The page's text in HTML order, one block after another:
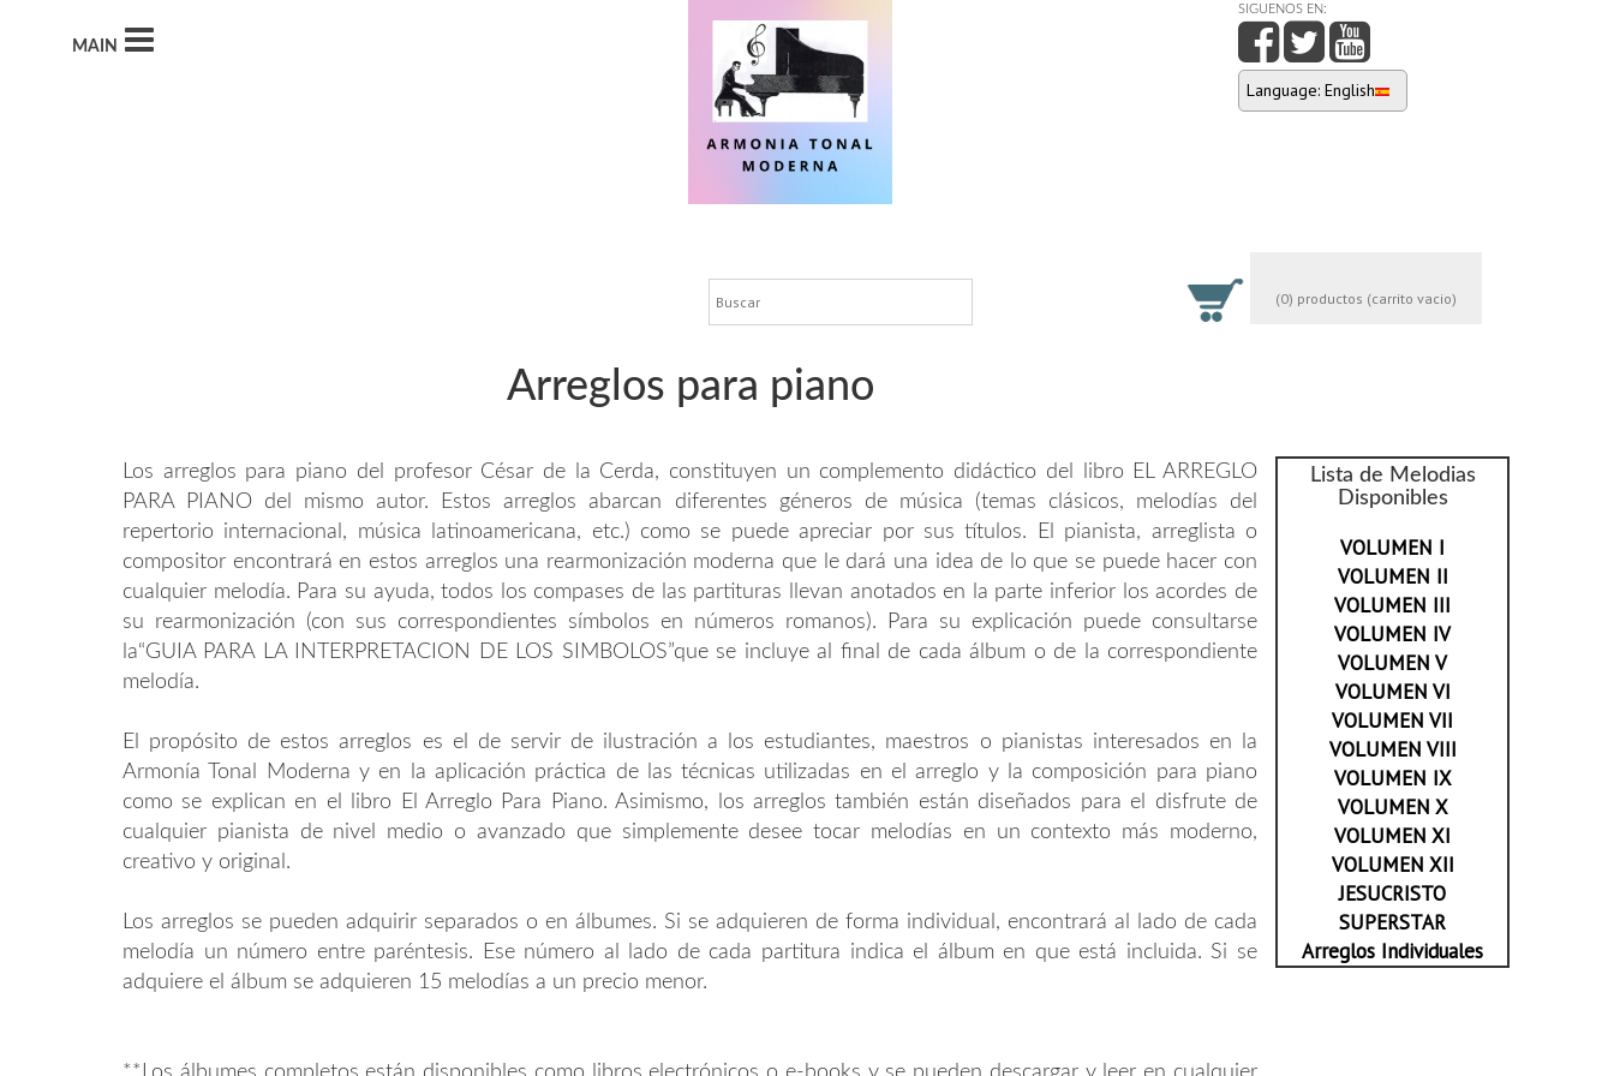
MAIN
SIGUENOS EN:
Language: English
(0) productos (carrito vacio)
Arreglos para piano
Los arreglos para piano del profesor César de la Cerda, constituyen un complemento didáctico del libro EL ARREGLO
PARA PIANO del mismo autor. Estos arreglos abarcan diferentes géneros de música (temas clásicos, melodías del
repertorio internacional, música latinoamericana, etc.) como se puede apreciar por sus títulos. El pianista, arreglista o
compositor encontrará en estos arreglos una rearmonización moderna que le dará una idea de lo que se puede hacer con
cualquier melodía. Para su ayuda, todos los compases de las partituras llevan anotados en la parte inferior los acordes de
su rearmonización (con sus correspondientes símbolos en números romanos). Para su explicación puede consultarse
la“GUIA PARA LA INTERPRETACION DE LOS SIMBOLOS”que se incluye al final de cada álbum o de la correspondiente
melodía.
El propósito de estos arreglos es el de servir de ilustración a los estudiantes, maestros o pianistas interesados en la
Armonía Tonal Moderna y en la aplicación práctica de las técnicas utilizadas en el arreglo y la composición para piano
como se explican en el libro El Arreglo Para Piano. Asimismo, los arreglos también están diseñados para el disfrute de
cualquier pianista de nivel medio o avanzado que simplemente desee tocar melodías en un contexto más moderno,
creativo y original.
Los arreglos se pueden adquirir separados o en álbumes. Si se adquieren de forma individual, encontrará al lado de cada
melodía un número entre paréntesis. Ese número al lado de cada partitura indica el álbum en que está incluida. Si se
adquiere el álbum se adquieren 15 melodías a un precio menor.
Lista de Melodias
Disponibles
VOLUMEN I
VOLUMEN II
VOLUMEN III
VOLUMEN IV
VOLUMEN V
VOLUMEN VI
VOLUMEN VII
VOLUMEN VIII
VOLUMEN IX
VOLUMEN X
VOLUMEN XI
VOLUMEN XII
JESUCRISTO
SUPERSTAR
Arreglos Individuales